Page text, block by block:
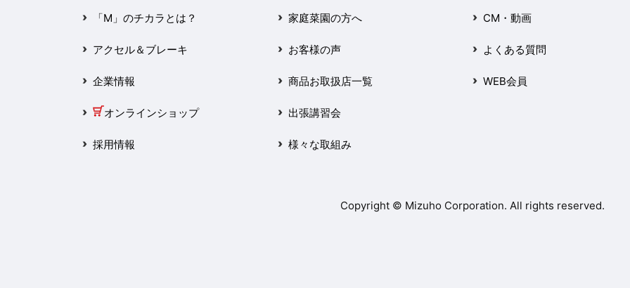
2025年1月
2024年12月
2024年11月
2024年10月
「M」のチカラとは？
アクセル＆ブレーキ
企業情報
オンラインショップ
採用情報
家庭菜園の方へ
お客様の声
商品お取扱店一覧
出張講習会
様々な取組み
CM・動画
よくある質問
WEB会員
Copyright © Mizuho Corporation. All rights reserved.